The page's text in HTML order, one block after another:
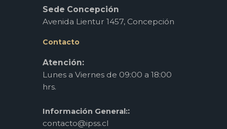
Sede Concepción
Avenida Lientur 1457, Concepción
Contacto
Atención:
Lunes a Viernes de 09:00 a 18:00
hrs.
Información General::
contacto@ipss.cl